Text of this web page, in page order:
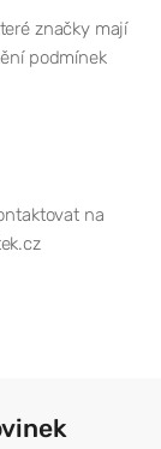
značky mají
podmínek
na